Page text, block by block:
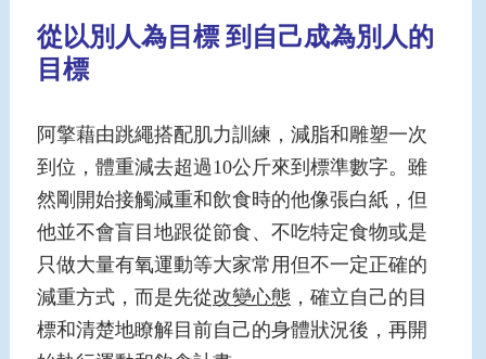
從以別人為目標 到自己成為別人的
目標
阿擎藉由跳繩搭配肌力訓練，減脂和雕塑一次
到位，體重減去超過10公斤來到標準數字。雖
然剛開始接觸減重和飲食時的他像張白紙，但
他並不會盲目地跟從節食、不吃特定食物或是
只做大量有氧運動等大家常用但不一定正確的
減重方式，而是先從改變心態 ，確立自己的目
標和清楚地瞭解目前自己的身體狀況後，再開